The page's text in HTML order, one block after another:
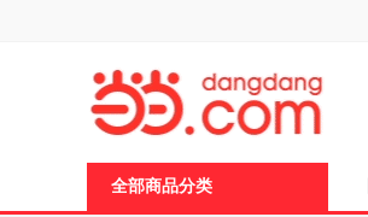
全部商品分类